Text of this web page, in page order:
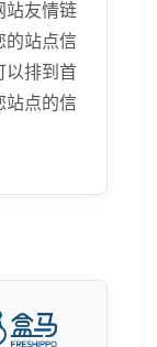
站友情链
的站点信
以排到首
站点的信